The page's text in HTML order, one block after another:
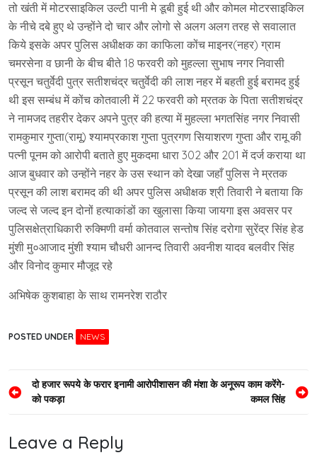
तो खंती में मोटरसाइकिल उल्टी पानी मे डूबी हुई थी और कोमल मोटरसाइकिल
के नीचे दबे हुए थे उन्होंने दो चार और लोगो से अलग अलग तरह से सवालात
किये इसके अपर पुलिस अधीक्षक का काफिला कोंच माइनर(नहर) ग्राम
चमरसेना व छानी के बीच बीते 18 फरवरी को मुहल्ला सुभाष नगर निवासी
प्रसून चतुर्वेदी पुत्र सतीशचंद्र चतुर्वेदी की लाश नहर में बहती हुई बरामद हुई
थी इस सम्बंध में कोंच कोतवाली में 22 फरवरी को म्रतक के पिता सतीशचंद्र
ने नामजद तहरीर देकर अपने पुत्र की हत्या में मुहल्ला भगतसिंह नगर निवासी
रामकुमार गुप्ता(रामू) श्यामप्रकाश गुप्ता पुत्रगण सियाशरण गुप्ता और रामू की
पत्नी पूनम को आरोपी बताते हुए मुकदमा धारा 302 और 201 में दर्ज कराया था
आज बुधवार को उन्होंने नहर के उस स्थान को देखा जहाँ पुलिस ने म्रतक
प्रसून की लाश बरामद की थी अपर पुलिस अधीक्षक श्री तिवारी ने बताया कि
जल्द से जल्द इन दोनों हत्याकांडों का खुलासा किया जायगा इस अवसर पर
पुलिसक्षेत्राधिकारी रुक्मिणी वर्मा कोतवाल सन्तोष सिंह दरोगा सुरेंद्र सिंह हेड
मुंशी मु०आजाद मुंशी श्याम चौधरी आनन्द तिवारी अवनीश यादव बलवीर सिंह
और विनोद कुमार मौजूद रहे
अभिषेक कुशबाहा के साथ रामनरेश राठौर
POSTED UNDER NEWS
Post
navigation
दो हजार रूपये के फरार इनामी आरोपी
को पकड़ा
शासन की मंशा के अनूरूप काम करेंगे-
कमल सिंह
Leave a Reply